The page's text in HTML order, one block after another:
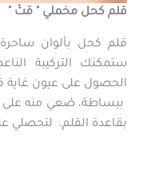
قلم كحل مخملي " مَتْ "
قلم كحل بألوان
ستمكنك التركيبة
الحصول على عيون غاية
ببساطة، ضعي منه على
بقاعدة القلم. لتحصلي